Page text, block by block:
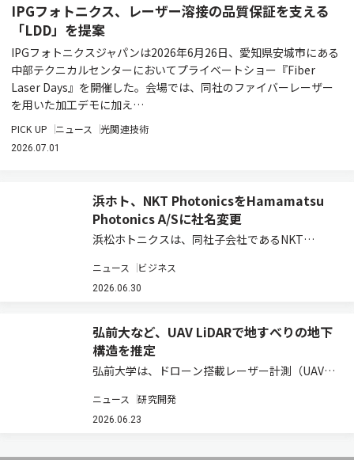
IPGフォトニクス、レーザー溶接の品質保証を支える
「LDD」を提案
IPGフォトニクスジャパンは2026年6月26日、愛知県安城市にある
中部テクニカルセンターにおいてプライベートショー『Fiber
Laser Days』を開催した。会場では、同社のファイバーレーザー
を用いた加工デモに加え…
PICK UP ニュース 光関連技術
2026.07.01
浜ホト、NKT PhotonicsをHamamatsu
Photonics A/Sに社名変更
浜松ホトニクスは、同社子会社であるNKT
Hamamatsu Photonics A/Sに変更し、浜松ホト
ニクスグループにおけるレーザ＆ファイバ事業ユ
ニュース ビジネス
2026.06.30
弘前大など、UAV LiDARで地すべりの地下
構造を推定
弘前大学は、ドローン搭載レーザー計測（UAV
の地下にある「すべり面」の形状を推定する新た
な技術を開発したと発表した（ニュースリリー
ニュース 研究開発
2026.06.23